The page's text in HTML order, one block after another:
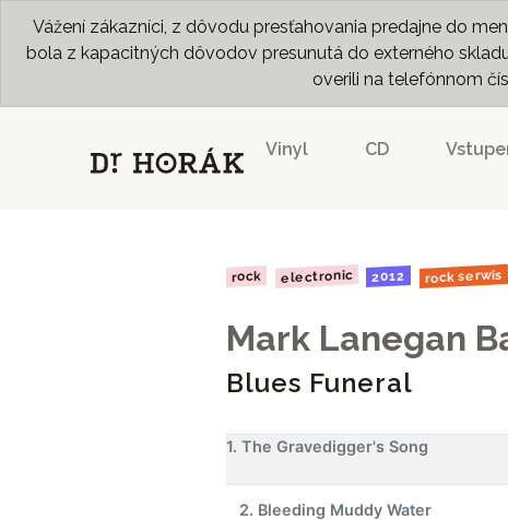
Vážení zákazníci, z dôvodu presťahovania predajne do
bola z kapacitných dôvodov presunutá do externého
overili na telefónnom
Vinyl CD
rock electronic 2012 rock serwis
Mark Lanegan
Blues Funeral
1. The Gravedigger's Song
2. Bleeding Muddy Water